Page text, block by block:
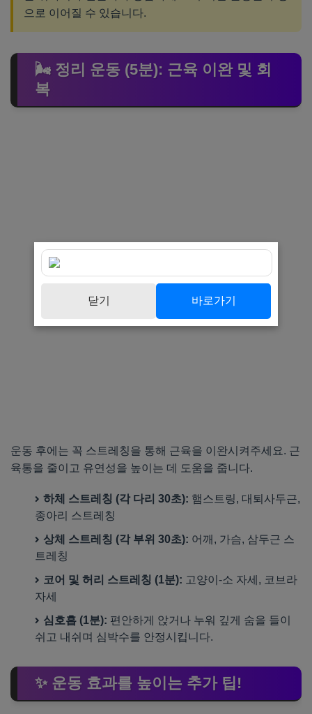
으로 이어질 수 있습니다.
🌬️ 정리 운동 (5분): 근육 이완 및 회
복
운동 후에는 꼭 스트레칭을 통해 근육을 이완시켜주세요. 근
육통을 줄이고 유연성을 높이는 데 도움을 줍니다.
하체 스트레칭 (각 다리 30초): 햄스트링, 대퇴사두근,
종아리 스트레칭
상체 스트레칭 (각 부위 30초): 어깨, 가슴, 삼두근 스
트레칭
코어 및 허리 스트레칭 (1분): 고양이-소 자세, 코브라
자세
심호흡 (1분): 편안하게 앉거나 누워 깊게 숨을 들이
쉬고 내쉬며 심박수를 안정시킵니다.
✨ 운동 효과를 높이는 추가 팁!
닫기 바로가기